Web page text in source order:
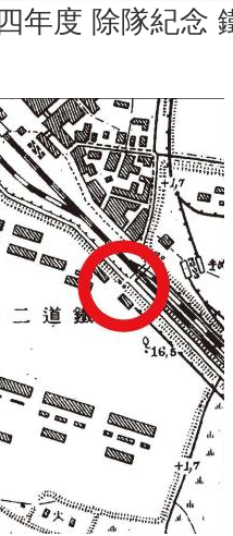
年度 除隊紀念